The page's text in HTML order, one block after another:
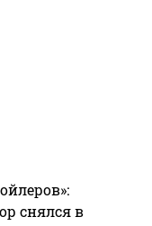
снялся в